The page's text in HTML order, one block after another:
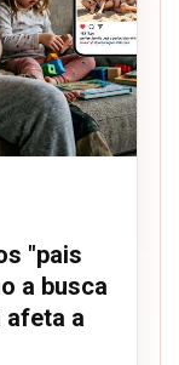
"pais
a busca
afeta a